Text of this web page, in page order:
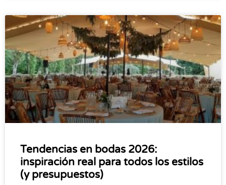
Tendencias en bodas 2026:
inspiración real para todos los estilos
(y presupuestos)